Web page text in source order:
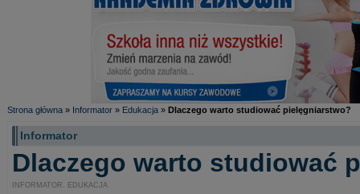
Strona główna » Informator » Edukacja » Dlaczego warto studiować pielęgniarstwo?
Informator
Dlaczego warto studiować
INFORMATOR. EDUKACJA